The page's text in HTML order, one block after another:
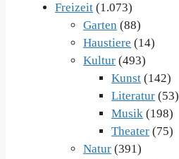
Freizeit (1.073)
Garten (88)
Haustiere (14)
Kultur (493)
Kunst (142)
Literatur (53)
Musik (198)
Theater (75)
Natur (391)